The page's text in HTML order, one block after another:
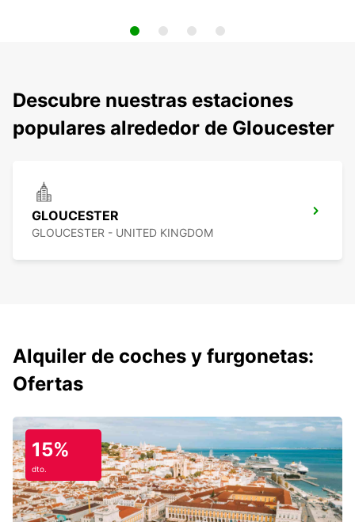
Descubre nuestras estaciones
populares alrededor de Gloucester
GLOUCESTER
GLOUCESTER - UNITED KINGDOM
Alquiler de coches y furgonetas:
Ofertas
15%
dto.